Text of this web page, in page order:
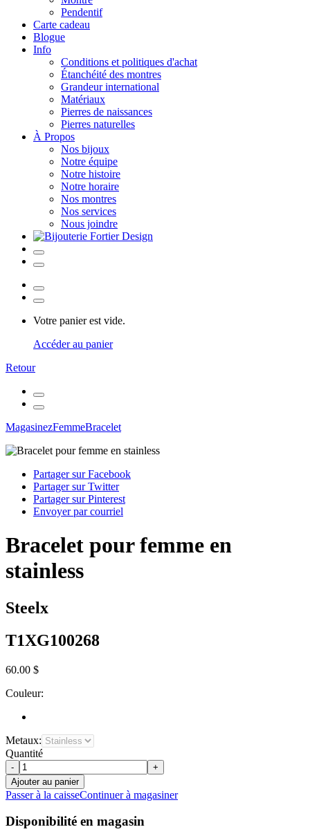
Pendentif
Carte cadeau
Blogue
Info
Conditions et politiques d'achat
Étanchéité des montres
Grandeur international
Matériaux
Pierres de naissances
Pierres naturelles
À Propos
Nos bijoux
Notre équipe
Notre histoire
Notre horaire
Nos montres
Nos services
Nous joindre
Votre panier est vide.
Accéder au panier
Retour
MagasinezFemmeBracelet
Partager sur Facebook
Partager sur Twitter
Partager sur Pinterest
Envoyer par courriel
Bracelet pour femme en
stainless
Steelx
T1XG100268
60.00 $
Couleur:
Metaux:
Quantité
-
+
Ajouter au panier
Passer à la caisseContinuer à magasiner
Disponibilité en magasin